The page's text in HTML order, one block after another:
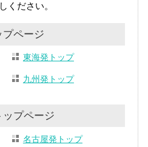
ください。
プページ
東海発トップ
九州発トップ
ップページ
名古屋発トップ